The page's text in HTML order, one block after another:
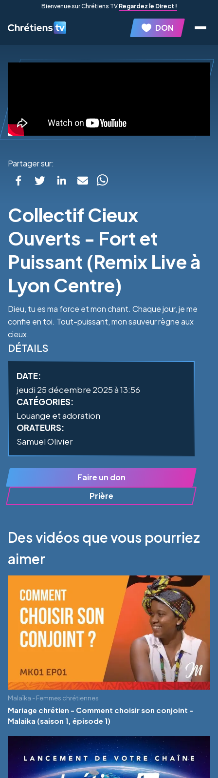
Bienvenue sur Chrétiens TV.Regardez le Direct !
DON
Partager sur:
Collectif Cieux
Ouverts - Fort et
Puissant (Remix Live à
Lyon Centre)
Dieu, tu es ma force et mon chant. Chaque jour, je me
confie en toi. Tout-puissant, mon sauveur règne aux
cieux.
DÉTAILS
DATE:
jeudi 25 décembre 2025 à 13:56
CATÉGORIES:
Louange et adoration
ORATEURS:
Samuel Olivier
Faire un don
Prière
Des vidéos que vous pourriez
aimer
Malaïka - Femmes chrétiennes
Mariage chrétien - Comment choisir son conjoint -
Malaika (saison 1, épisode 1)